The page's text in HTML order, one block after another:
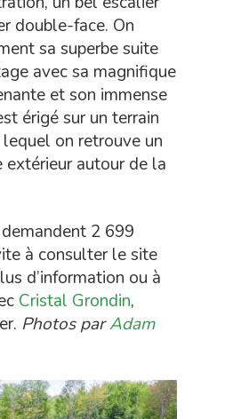
double-face. On
sa superbe suite
avec sa magnifique
et son immense
érigé sur un terrain
on retrouve un
autour de la
2 699
à consulter le site
d’information ou à
Cristal Grondin,
Photos parAdam